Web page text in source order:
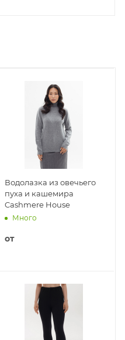
Водолазка из овечьего
пуха и кашемира
Cashmere House
Много
от